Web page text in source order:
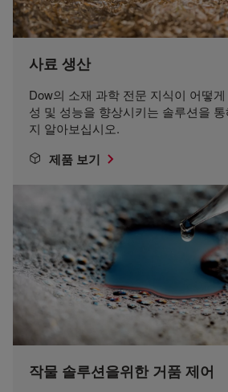
사료 생산
Dow의 소재 과학 전문 지식이 어떻
성 및 성능을 향상시키는 솔루션을
지 알아보십시오.
제품 보기
작물 솔루션을위한 거품 제어